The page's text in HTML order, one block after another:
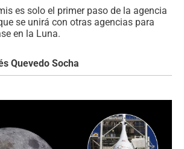
es solo el primer paso de la agencia
se unirá con otras agencias para
en la Luna.
Quevedo Socha